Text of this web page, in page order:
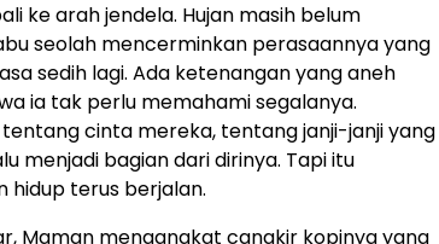
ke arah jendela. Hujan masih belum
seolah mencerminkan perasaannya yang
sedih lagi. Ada ketenangan yang aneh
ia tak perlu memahami segalanya.
cinta mereka, tentang janji-janji yang
menjadi bagian dari dirinya. Tapi itu
hidup terus berjalan.
Maman mengangkat cangkir kopinya yang